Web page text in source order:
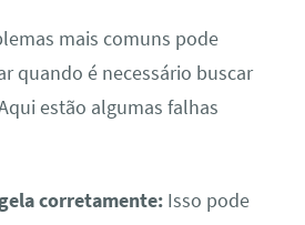
mais comuns pode
quando é necessário buscar
estão algumas falhas
corretamente: Isso pode